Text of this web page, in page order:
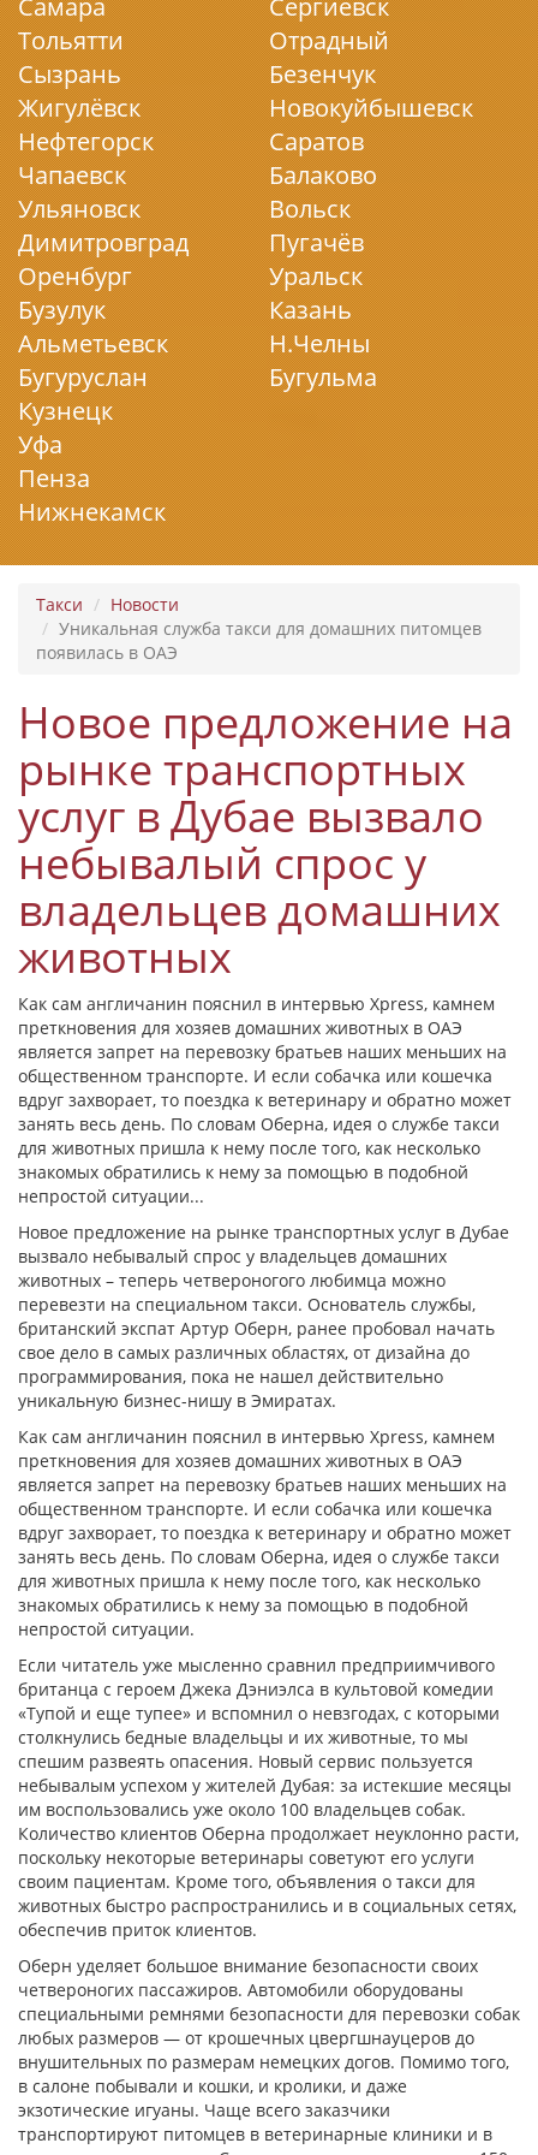
Самара
Тольятти
Сызрань
Жигулёвск
Сергиевск
Отрадный
Безенчук
Новокуйбышевск
Нефтегорск
Чапаевск
Ульяновск
Димитровград
Саратов
Балаково
Вольск
Пугачёв
Оренбург
Бузулук
Альметьевск
Бугуруслан
Уральск
Казань
Н.Челны
Бугульма
Кузнецк
Уфа
Пенза
Нижнекамск
Такси
Новости
Уникальная служба такси для домашних питомцев
появилась в ОАЭ
Новое предложение на
рынке транспортных
услуг в Дубае вызвало
небывалый спрос у
владельцев домашних
животных
Как сам англичанин пояснил в интервью Xpress, камнем
преткновения для хозяев домашних животных в ОАЭ
является запрет на перевозку братьев наших меньших на
общественном транспорте. И если собачка или кошечка
вдруг захворает, то поездка к ветеринару и обратно может
занять весь день. По словам Оберна, идея о службе такси
для животных пришла к нему после того, как несколько
знакомых обратились к нему за помощью в подобной
непростой ситуации...
Новое предложение на рынке транспортных услуг в Дубае
вызвало небывалый спрос у владельцев домашних
животных – теперь четвероногого любимца можно
перевезти на специальном такси. Основатель службы,
британский экспат Артур Оберн, ранее пробовал начать
свое дело в самых различных областях, от дизайна до
программирования, пока не нашел действительно
уникальную бизнес-нишу в Эмиратах.
Как сам англичанин пояснил в интервью Xpress, камнем
преткновения для хозяев домашних животных в ОАЭ
является запрет на перевозку братьев наших меньших на
общественном транспорте. И если собачка или кошечка
вдруг захворает, то поездка к ветеринару и обратно может
занять весь день. По словам Оберна, идея о службе такси
для животных пришла к нему после того, как несколько
знакомых обратились к нему за помощью в подобной
непростой ситуации.
Если читатель уже мысленно сравнил предприимчивого
британца с героем Джека Дэниэлса в культовой комедии
«Тупой и еще тупее» и вспомнил о невзгодах, с которыми
столкнулись бедные владельцы и их животные, то мы
спешим развеять опасения. Новый сервис пользуется
небывалым успехом у жителей Дубая: за истекшие месяцы
им воспользовались уже около 100 владельцев собак.
Количество клиентов Оберна продолжает неуклонно расти,
поскольку некоторые ветеринары советуют его услуги
своим пациентам. Кроме того, объявления о такси для
животных быстро распространились и в социальных сетях,
обеспечив приток клиентов.
Оберн уделяет большое внимание безопасности своих
четвероногих пассажиров. Автомобили оборудованы
специальными ремнями безопасности для перевозки собак
любых размеров — от крошечных цвергшнауцеров до
внушительных по размерам немецких догов. Помимо того,
в салоне побывали и кошки, и кролики, и даже
экзотические игуаны. Чаще всего заказчики
транспортируют питомцев в ветеринарные клиники и в